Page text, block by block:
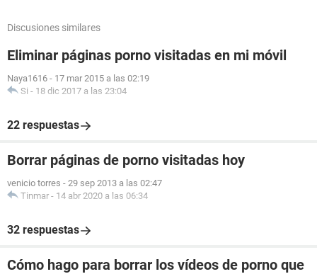
Discusiones similares
Eliminar páginas porno visitadas en mi móvil
Naya1616 - 17 mar 2015 a las 02:19
Si - 18 dic 2017 a las 23:04
22 respuestas
Borrar páginas de porno visitadas hoy
venicio torres - 29 sep 2013 a las 02:47
Tinmar - 14 abr 2020 a las 06:34
32 respuestas
Cómo hago para borrar los vídeos de porno que